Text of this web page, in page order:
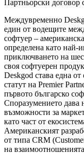
Партньорски договор
Междувременно
един от водещите
софтуер –
определена като най-
приключването на
своя софтуерен
Deskgod става една
статут на Premier
първото българско
Споразумението дава
възможности за
като част от
Американският
от типа CRM
на